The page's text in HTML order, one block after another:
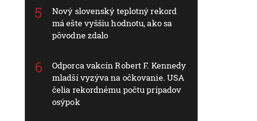
Nový slovenský teplotný rekord
má ešte vyššiu hodnotu, ako sa
pôvodne zdalo
Odporca vakcín Robert F. Kennedy
mladší vyzýva na očkovanie. USA
čelia rekordnému počtu prípadov
osýpok